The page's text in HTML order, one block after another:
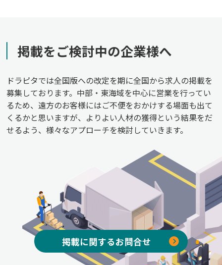
掲載をご検討中の企業様へ
ドラピタでは全国版への改定を期に全国から求人の掲載を
募集しております。中部・東海域を中心に営業を行ってい
るため、遠方のお客様にはご不便をおかけする場面も出て
くるかと思いますが、よりよい人材の獲得という結果をだ
せるよう、様々なアプローチを検討していきます。
掲載に関するお問合せ